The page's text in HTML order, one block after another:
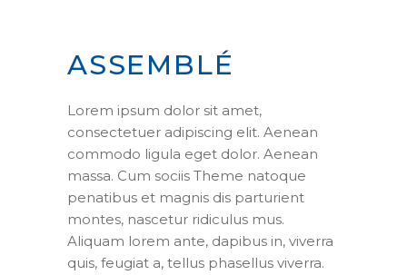
ASSEMBLÉ
Lorem ipsum dolor sit amet,
consectetuer adipiscing elit. Aenean
commodo ligula eget dolor. Aenean
massa. Cum sociis Theme natoque
penatibus et magnis dis parturient
montes, nascetur ridiculus mus.
Aliquam lorem ante, dapibus in, viverra
quis, feugiat a, tellus phasellus viverra.